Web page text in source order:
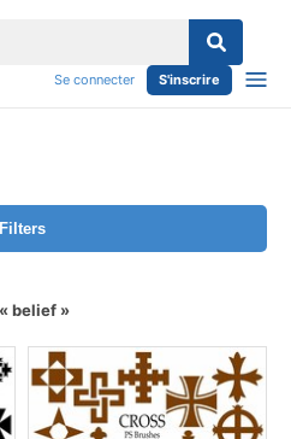
Se connecter S'inscrire
Filters
belief